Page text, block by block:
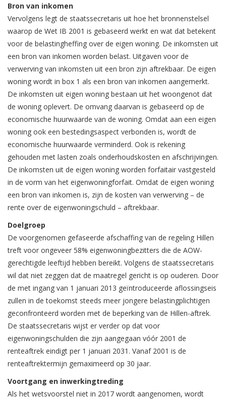
Bron van inkomen
Vervolgens legt de staatssecretaris uit hoe het bronnenstelsel
waarop de Wet IB 2001 is gebaseerd werkt en wat dat betekent
voor de belastingheffing over de eigen woning. De inkomsten uit
een bron van inkomen worden belast. Uitgaven voor de
verwerving van inkomsten uit een bron zijn aftrekbaar. De eigen
woning wordt in box 1 als een bron van inkomen aangemerkt.
De inkomsten uit eigen woning bestaan uit het woongenot dat
de woning oplevert. De omvang daarvan is gebaseerd op de
economische huurwaarde van de woning. Omdat aan een eigen
woning ook een bestedingsaspect verbonden is, wordt de
economische huurwaarde verminderd. Ook is rekening
gehouden met lasten zoals onderhoudskosten en afschrijvingen.
De inkomsten uit de eigen woning worden forfaitair vastgesteld
in de vorm van het eigenwoningforfait. Omdat de eigen woning
een bron van inkomen is, zijn de kosten van verwerving – de
rente over de eigenwoningschuld – aftrekbaar.
Doelgroep
De voorgenomen gefaseerde afschaffing van de regeling Hillen
treft voor ongeveer 58% eigenwoningbezitters die de AOW-
gerechtigde leeftijd hebben bereikt. Volgens de staatssecretaris
wil dat niet zeggen dat de maatregel gericht is op ouderen. Door
de met ingang van 1 januari 2013 geïntroduceerde aflossingseis
zullen in de toekomst steeds meer jongere belastingplichtigen
geconfronteerd worden met de beperking van de Hillen-aftrek.
De staatssecretaris wijst er verder op dat voor
eigenwoningschulden die zijn aangegaan vóór 2001 de
renteaftrek eindigt per 1 januari 2031. Vanaf 2001 is de
renteaftrektermijn gemaximeerd op 30 jaar.
Voortgang en inwerkingtreding
Als het wetsvoorstel niet in 2017 wordt aangenomen, wordt